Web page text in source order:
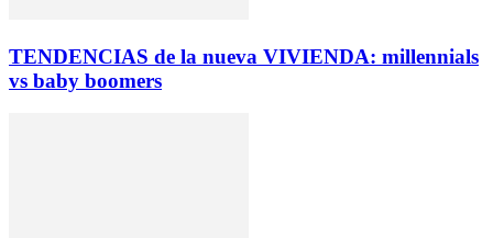
TENDENCIAS de la nueva VIVIENDA: millennials
vs baby boomers